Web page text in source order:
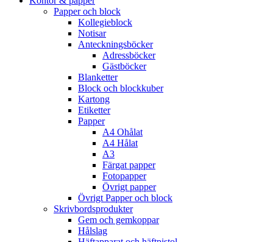
Papper och block
Kollegieblock
Notisar
Anteckningsböcker
Adressböcker
Gästböcker
Blanketter
Block och blockkuber
Kartong
Etiketter
Papper
A4 Ohålat
A4 Hålat
A3
Färgat papper
Fotopapper
Övrigt papper
Övrigt Papper och block
Skrivbordsprodukter
Gem och gemkoppar
Hålslag